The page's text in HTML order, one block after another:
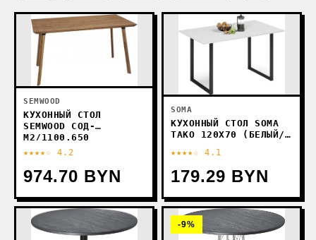
SEMWOOD
КУХОННЫЙ СТОЛ
SEMWOOD СОД-
М2/1100.650
★★★★☆ 4.2
974.70 BYN
SOMA
КУХОННЫЙ СТОЛ SOMA
TAKO 120X70 (БЕЛЫЙ/
★★★★☆ 4.1
179.29 BYN
-9%